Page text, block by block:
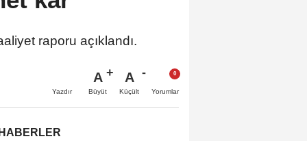
raporu açıklandı.
Yazdır
A
Büyüt
A
Küçült Yorumlar